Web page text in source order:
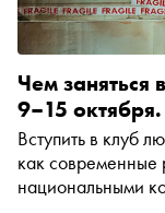
Чем заняться
9–15
Вступить в клуб
как современные
национальными